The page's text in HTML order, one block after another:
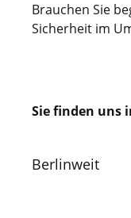
Brauchen Sie
Sicherheit im
Sie finden uns
Berlinweit